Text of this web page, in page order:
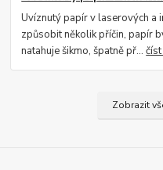
Uvíznutý papír v laserových a
způsobit několik příčin, papír
natahuje šikmo, špatně př...
Zobrazit